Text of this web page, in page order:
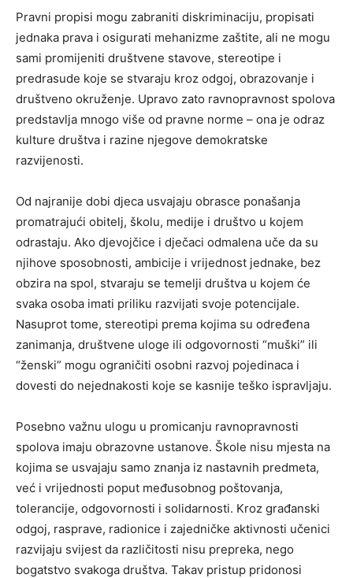
Pravni propisi mogu zabraniti diskriminaciju, propisati
jednaka prava i osigurati mehanizme zaštite, ali ne mogu
sami promijeniti društvene stavove, stereotipe i
predrasude koje se stvaraju kroz odgoj, obrazovanje i
društveno okruženje. Upravo zato ravnopravnost spolova
predstavlja mnogo više od pravne norme – ona je odraz
kulture društva i razine njegove demokratske
razvijenosti.
Od najranije dobi djeca usvajaju obrasce ponašanja
promatrajući obitelj, školu, medije i društvo u kojem
odrastaju. Ako djevojčice i dječaci odmalena uče da su
njihove sposobnosti, ambicije i vrijednost jednake, bez
obzira na spol, stvaraju se temelji društva u kojem će
svaka osoba imati priliku razvijati svoje potencijale.
Nasuprot tome, stereotipi prema kojima su određena
zanimanja, društvene uloge ili odgovornosti “muški” ili
“ženski” mogu ograničiti osobni razvoj pojedinaca i
dovesti do nejednakosti koje se kasnije teško ispravljaju.
Posebno važnu ulogu u promicanju ravnopravnosti
spolova imaju obrazovne ustanove. Škole nisu mjesta na
kojima se usvajaju samo znanja iz nastavnih predmeta,
već i vrijednosti poput međusobnog poštovanja,
tolerancije, odgovornosti i solidarnosti. Kroz građanski
odgoj, rasprave, radionice i zajedničke aktivnosti učenici
razvijaju svijest da različitosti nisu prepreka, nego
bogatstvo svakoga društva. Takav pristup pridonosi